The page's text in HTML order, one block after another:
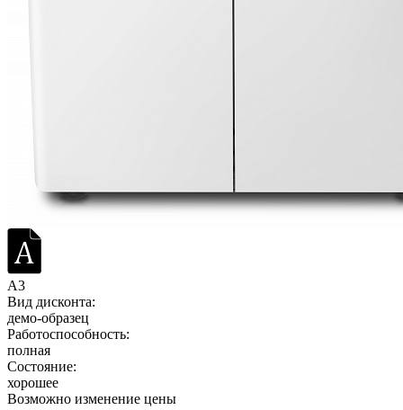
A3
Вид дисконта:
демо-образец
Работоспособность:
полная
Состояние:
хорошее
Возможно изменение цены